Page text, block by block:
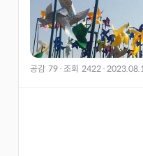
공감 79 · 조회 2422 ·